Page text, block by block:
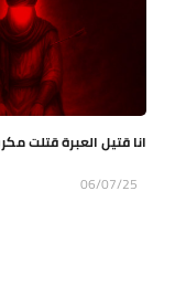
انا قتيل العبرة قتلت
06/07/25